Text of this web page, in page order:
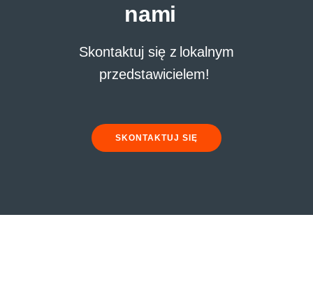
nami
Skontaktuj się z lokalnym
przedstawicielem!
SKONTAKTUJ SIĘ